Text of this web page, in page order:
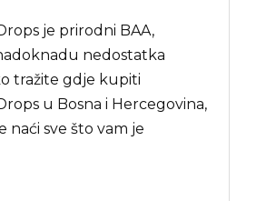
je prirodni BAA,
nedostatka
tražite gdje kupiti
u Bosna i Hercegovina,
naći sve što vam je